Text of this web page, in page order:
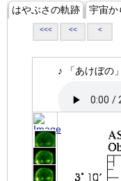
はやぶさの軌跡 宇宙か
<<< << <
♪ 「あけぼの」